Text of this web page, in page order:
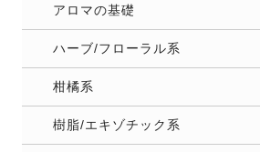
アロマの基礎
ハーブ/フローラル系
柑橘系
樹脂/エキゾチック系